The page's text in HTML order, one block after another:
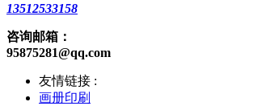
13512533158
咨询邮箱：
95875281@qq.com
友情链接 :
画册印刷